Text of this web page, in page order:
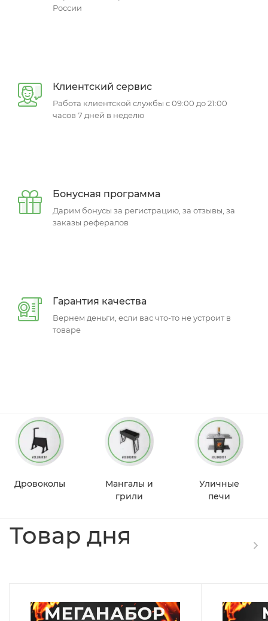
России
Клиентский сервис
Работа клиентской службы с 09:00 до 21:00
часов 7 дней в неделю
Бонусная программа
Дарим бонусы за регистрацию, за отзывы, за
заказы рефералов
Гарантия качества
Вернем деньги, если вас что-то не устроит в
товаре
Дровоколы
Мангалы и
грили
Уличные
печи
Товар дня